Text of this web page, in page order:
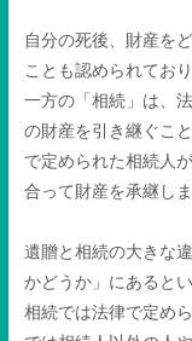
自分の死後、財産を
ことも認められてお
一方の「相続」は、
の財産を引き継ぐこ
で定められた相続人
合って財産を承継しま
遺贈と相続の大きな
かどうか」にあると
相続では法律で定め